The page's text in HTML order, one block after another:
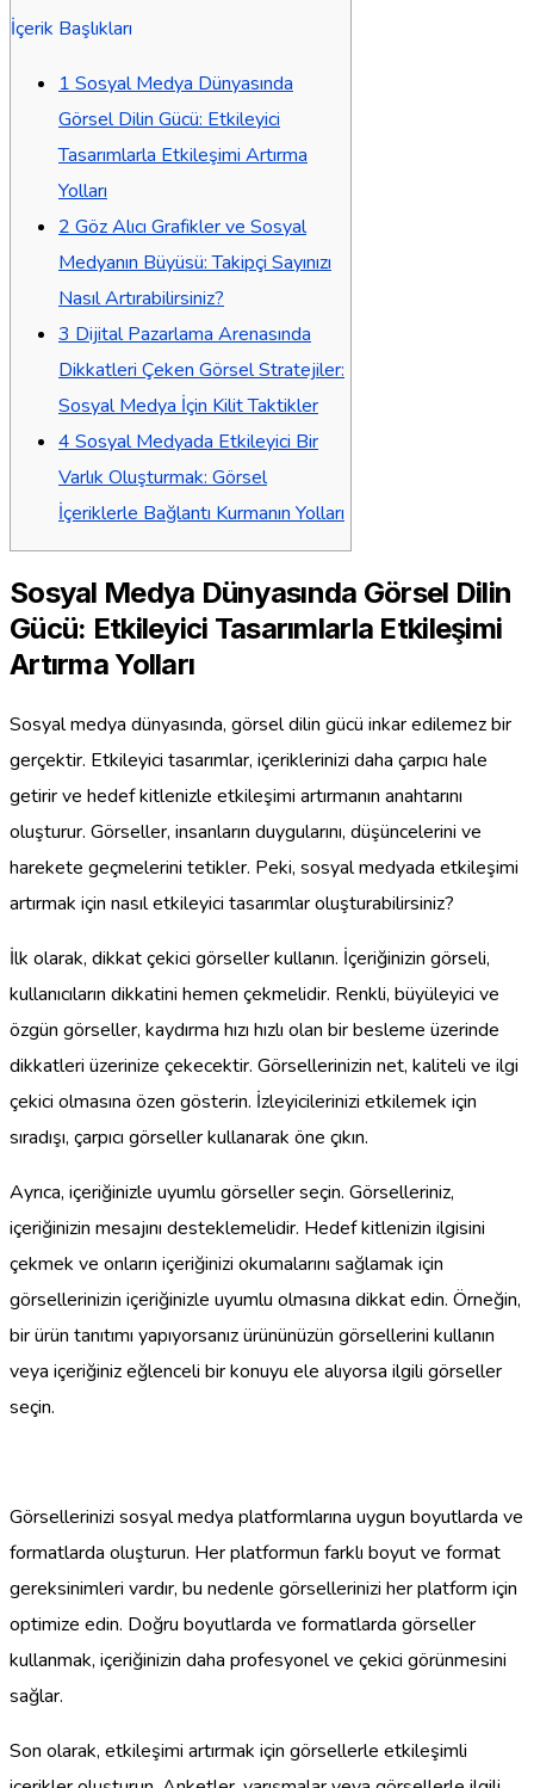
İçerik Başlıkları
1 Sosyal Medya Dünyasında
Görsel Dilin Gücü: Etkileyici
Tasarımlarla Etkileşimi Artırma
Yolları
2 Göz Alıcı Grafikler ve Sosyal
Medyanın Büyüsü: Takipçi Sayınızı
Nasıl Artırabilirsiniz?
3 Dijital Pazarlama Arenasında
Dikkatleri Çeken Görsel Stratejiler:
Sosyal Medya İçin Kilit Taktikler
4 Sosyal Medyada Etkileyici Bir
Varlık Oluşturmak: Görsel
İçeriklerle Bağlantı Kurmanın Yolları
Sosyal Medya Dünyasında Görsel Dilin
Gücü: Etkileyici Tasarımlarla Etkileşimi
Artırma Yolları
Sosyal medya dünyasında, görsel dilin gücü inkar edilemez bir
gerçektir. Etkileyici tasarımlar, içeriklerinizi daha çarpıcı hale
getirir ve hedef kitlenizle etkileşimi artırmanın anahtarını
oluşturur. Görseller, insanların duygularını, düşüncelerini ve
harekete geçmelerini tetikler. Peki, sosyal medyada etkileşimi
artırmak için nasıl etkileyici tasarımlar oluşturabilirsiniz?
İlk olarak, dikkat çekici görseller kullanın. İçeriğinizin görseli,
kullanıcıların dikkatini hemen çekmelidir. Renkli, büyüleyici ve
özgün görseller, kaydırma hızı hızlı olan bir besleme üzerinde
dikkatleri üzerinize çekecektir. Görsellerinizin net, kaliteli ve ilgi
çekici olmasına özen gösterin. İzleyicilerinizi etkilemek için
sıradışı, çarpıcı görseller kullanarak öne çıkın.
Ayrıca, içeriğinizle uyumlu görseller seçin. Görselleriniz,
içeriğinizin mesajını desteklemelidir. Hedef kitlenizin ilgisini
çekmek ve onların içeriğinizi okumalarını sağlamak için
görsellerinizin içeriğinizle uyumlu olmasına dikkat edin. Örneğin,
bir ürün tanıtımı yapıyorsanız ürününüzün görsellerini kullanın
veya içeriğiniz eğlenceli bir konuyu ele alıyorsa ilgili görseller
seçin.
Görsellerinizi sosyal medya platformlarına uygun boyutlarda ve
formatlarda oluşturun. Her platformun farklı boyut ve format
gereksinimleri vardır, bu nedenle görsellerinizi her platform için
optimize edin. Doğru boyutlarda ve formatlarda görseller
kullanmak, içeriğinizin daha profesyonel ve çekici görünmesini
sağlar.
Son olarak, etkileşimi artırmak için görsellerle etkileşimli